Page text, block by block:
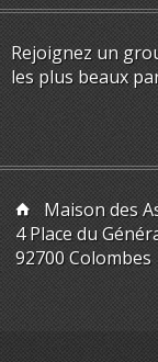
Rejoignez un
les plus beaux
Maison des
4 Place du
92700 Colombes